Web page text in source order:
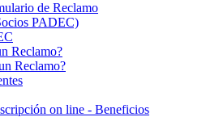
de Reclamo
PADEC)
Reclamo?
Reclamo?
on line - Beneficios